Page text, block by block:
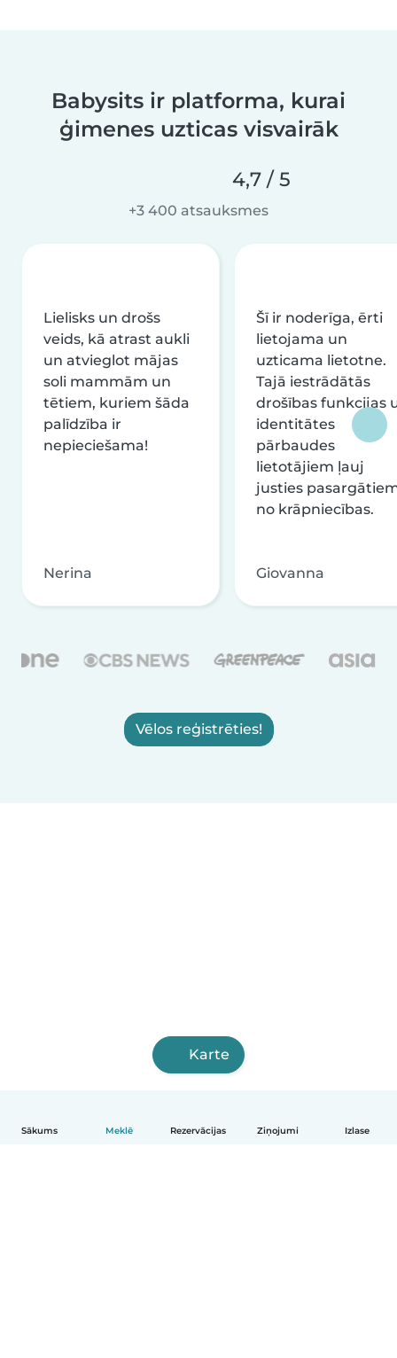
Sākums Meklē Rezervācijas Ziņojumi Izlase
Babysits ir platforma, kurai
ģimenes uzticas visvairāk
4,7 / 5
+3 400 atsauksmes
Lielisks un drošs
veids, kā atrast aukli
un atvieglot mājas
soli mammām un
tētiem, kuriem šāda
palīdzība ir
nepieciešama!
Nerina
Šī ir noderīga, ērti
lietojama un
uzticama lietotne.
Tajā iestrādātās
drošības funkcijas
identitātes
pārbaudes
lietotājiem ļauj
justies
no krāpniecības.
Giovanna
Vēlos reģistrēties!
Karte